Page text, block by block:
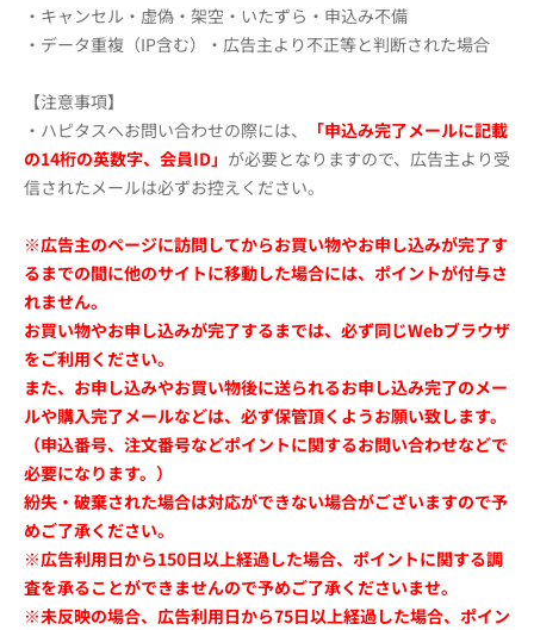
・キャンセル・虚偽・架空・いたずら・申込み不備
・データ重複（IP含む）・広告主より不正等と判断された場合
【注意事項】
・ハピタスへお問い合わせの際には、
「申込み完了メールに記載
の14桁の英数字、会員ID」 が必要となりますので、広告主より受
信されたメールは必ずお控えください。
※広告主のページに訪問してからお買い物やお申し込みが完了す
るまでの間に他のサイトに移動した場合には、ポイントが付与さ
れません。
お買い物やお申し込みが完了するまでは、必ず同じWebブラウザ
をご利用ください。
また、お申し込みやお買い物後に送られるお申し込み完了のメー
ルや購入完了メールなどは、必ず保管頂くようお願い致します。
（申込番号、注文番号などポイントに関するお問い合わせなどで
必要になります。）
紛失・破棄された場合は対応ができない場合がございますので予
めご了承ください。
※広告利用日から150日以上経過した場合、ポイントに関する調
査を承ることができませんので予めご了承くださいませ。
※未反映の場合、広告利用日から75日以上経過した場合、ポイン